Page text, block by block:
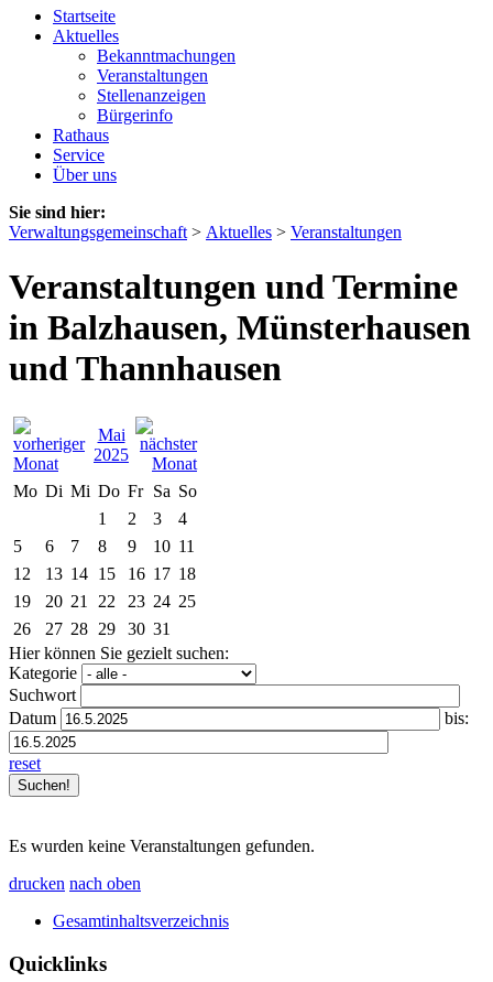
Startseite
Aktuelles
Bekanntmachungen
Veranstaltungen
Stellenanzeigen
Bürgerinfo
Rathaus
Service
Über uns
Sie sind hier:
Verwaltungsgemeinschaft > Aktuelles > Veranstaltungen
Veranstaltungen und Termine
in Balzhausen, Münsterhausen
und Thannhausen
Mai
2025
Mo Di Mi Do Fr Sa So
1
2 3
4
5
6 7 8 9 10 11
12
13 14 15 16 17 18
19
20 21 22 23 24 25
26
27 28 29 30 31
Hier können Sie gezielt suchen:
Kategorie
Suchwort
Datum
bis:
reset
Es wurden keine Veranstaltungen gefunden.
drucken nach oben
Gesamtinhaltsverzeichnis
Quicklinks